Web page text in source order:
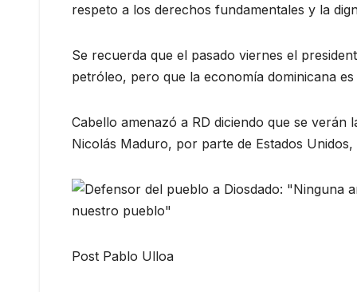
respeto a los derechos fundamentales y la
Se recuerda que el pasado viernes el
petróleo, pero que la economía dominicana
Cabello amenazó a RD diciendo que se
Nicolás Maduro, por parte de Estados
Post Pablo Ulloa